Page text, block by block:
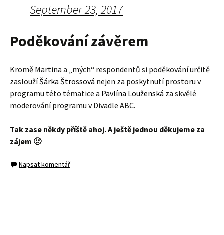
September 23, 2017
Poděkování závěrem
Kromě Martina a „mých“ respondentů si poděkování určitě
zasloužíŠárka Štrossová nejen za poskytnutí prostoru v
programu této tématice a Pavlína Louženská za skvělé
moderování programu v Divadle ABC.
Tak zase někdy příště ahoj. A ještě jednou děkujeme za
zájem 🙂
Napsat komentář